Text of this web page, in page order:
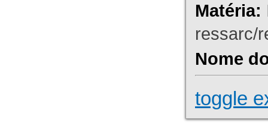
Matéria:
ressarc/
Nome
toggle